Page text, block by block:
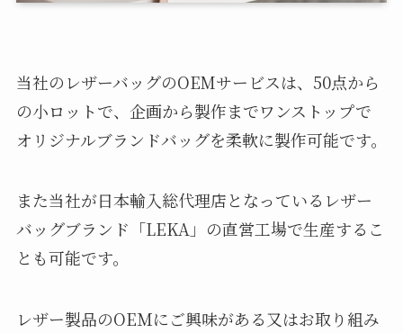
当社のレザーバッグのOEMサービスは、50点から
の小ロットで、企画から製作までワンストップで
オリジナルブランドバッグを柔軟に製作可能です。
また当社が日本輸入総代理店となっているレザー
バッグブランド「LEKA」の直営工場で生産するこ
とも可能です。
レザー製品のOEＭにご興味がある又はお取り組み